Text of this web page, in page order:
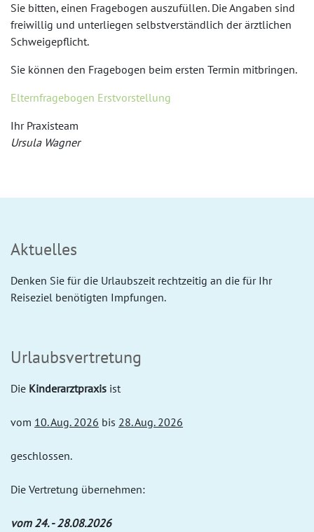
Sie bitten, einen Fragebogen auszufüllen. Die Angaben sind
freiwillig und unterliegen selbstverständlich der ärztlichen
Schweigepflicht.
Sie können den Fragebogen beim ersten Termin mitbringen.
Elternfragebogen Erstvorstellung
Ihr Praxisteam
Ursula Wagner
Aktuelles
Denken Sie für die Urlaubszeit rechtzeitig an die für Ihr
Reiseziel benötigten Impfungen.
Urlaubsvertretung
Die Kinderarztpraxis ist
vom 10. Aug. 2026 bis 28. Aug. 2026
geschlossen.
Die Vertretung übernehmen:
vom 24. - 28.08.2026